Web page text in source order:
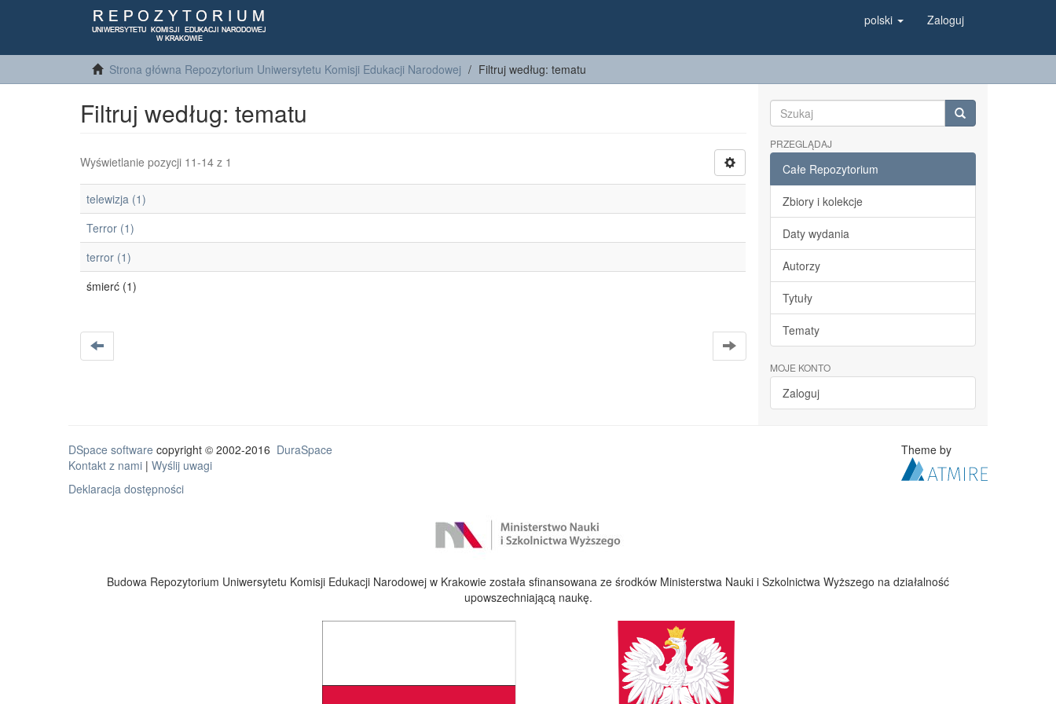
polski Zaloguj
Strona główna Repozytorium Uniwersytetu Komisji Edukacji Narodowej Filtruj według: tematu
Filtruj według: tematu
Wyświetlanie pozycji 11-14 z 1
telewizja (1)
Terror (1)
terror (1)
śmierć (1)
PRZEGLĄDAJ
Całe Repozytorium
Zbiory i kolekcje
Daty wydania
Autorzy
Tytuły
Tematy
MOJE KONTO
Zaloguj
DSpace software copyright © 2002-2016 DuraSpace
Kontakt z nami | Wyślij uwagi
Deklaracja dostępności
Theme by
Budowa Repozytorium Uniwersytetu Komisji Edukacji Narodowej w Krakowie została sfinansowana ze środków Ministerstwa Nauki i Szkolnictwa Wyższego na działalność
upowszechniającą naukę.